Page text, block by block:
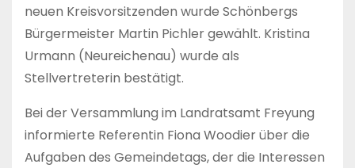
neuen Kreisvorsitzenden wurde Schönbergs
Bürgermeister Martin Pichler gewählt. Kristina
Urmann (Neureichenau) wurde als
Stellvertreterin bestätigt.
Bei der Versammlung im Landratsamt Freyung
informierte Referentin Fiona Woodier über die
Aufgaben des Gemeindetags, der die Interessen